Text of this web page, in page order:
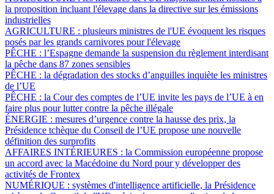
la proposition incluant l'élevage dans la directive sur les émissions
industrielles
AGRICULTURE : plusieurs ministres de l'UE évoquent les risques
posés par les grands carnivores pour l'élevage
PÊCHE : l’Espagne demande la suspension du règlement interdisant
la pêche dans 87 zones sensibles
PÊCHE : la dégradation des stocks d’anguilles inquiète les ministres
de l’UE
PÊCHE : la Cour des comptes de l’UE invite les pays de l’UE à en
faire plus pour lutter contre la pêche illégale
ÉNERGIE : mesures d’urgence contre la hausse des prix, la
Présidence tchèque du Conseil de l’UE propose une nouvelle
définition des surprofits
AFFAIRES INTÉRIEURES : la Commission européenne propose
un accord avec la Macédoine du Nord pour y développer des
activités de Frontex
NUMÉRIQUE : systèmes d'intelligence artificielle, la Présidence